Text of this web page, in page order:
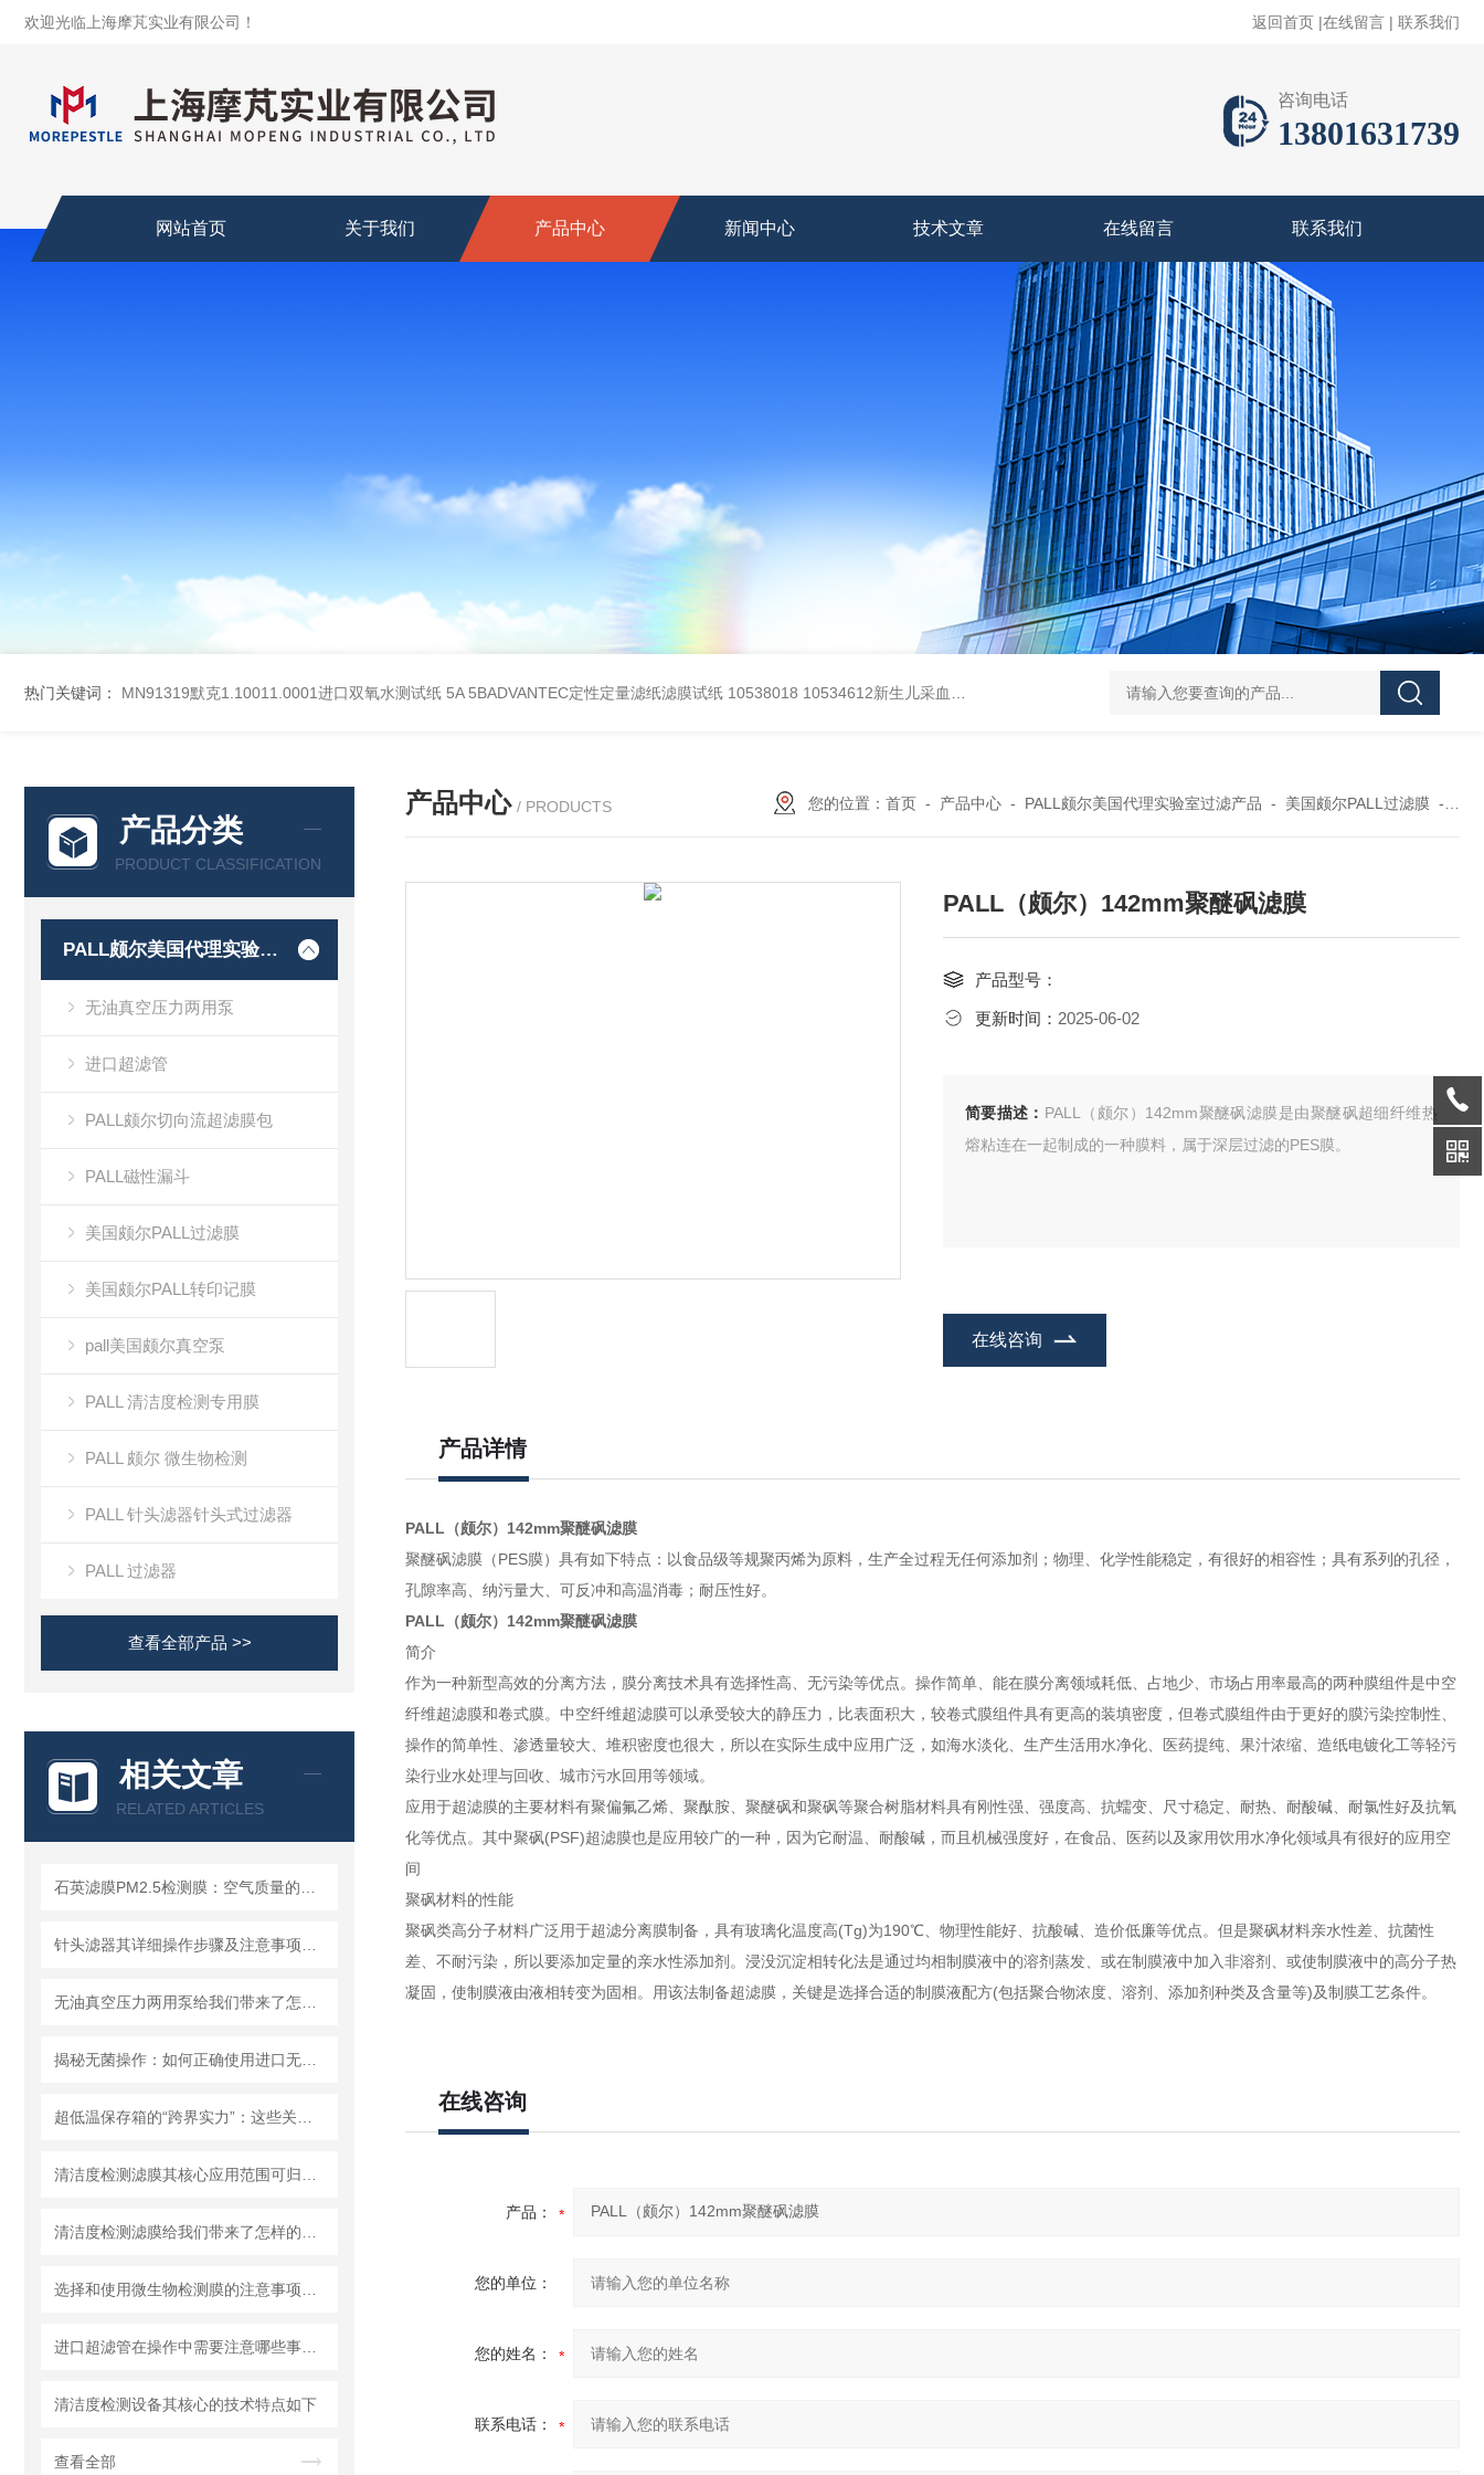
欢迎光临上海摩芃实业有限公司！ 返回首页 |在线留言 | 联系我们
咨询电话
13801631739
网站首页 关于我们 产品中心 新闻中心 技术文章 在线留言 联系我们
热门关键词： MN91319默克1.10011.0001进口双氧水测试纸 5A 5BADVANTEC定性定量滤纸滤膜试纸 10538018 10534612新生儿采血纸 3119-0050无菌339652 23-2263赛默飞离心管 UFC903096 MAP001
产品分类
PRODUCT CLASSIFICATION
PALL颇尔美国代理实验室过滤产品
无油真空压力两用泵
进口超滤管
PALL颇尔切向流超滤膜包
PALL磁性漏斗
美国颇尔PALL过滤膜
美国颇尔PALL转印记膜
pall美国颇尔真空泵
PALL 清洁度检测专用膜
PALL 颇尔 微生物检测
PALL 针头滤器针头式过滤器
PALL 过滤器
查看全部产品 >>
相关文章
RELATED ARTICLES
清洁度检测设备其核心的技术特点如下
查看全部
产品中心 / PRODUCTS 您的位置： 首页- 产品中心- PALL颇尔美国代理实验室过滤产品 - 美国颇尔PALL过滤膜-
PALL（颇尔）142mm聚醚砜滤膜
产品型号：
更新时间： 2025-06-02
简要描述： PALL（颇尔）142mm聚醚砜滤膜是由聚醚砜超细纤维热
熔粘连在一起制成的一种膜料，属于深层过滤的PES膜。
在线咨询
产品详情
PALL（颇尔）142mm聚醚砜滤膜
聚醚砜滤膜（PES膜）具有如下特点：以食品级等规聚丙烯为原料，生产全过程无任何添加剂；物理、化学性能稳定，有很好的相容性；具有系列的孔径，
孔隙率高、纳污量大、可反冲和高温消毒；耐压性好。
PALL（颇尔）142mm聚醚砜滤膜
简介
作为一种新型高效的分离方法，膜分离技术具有选择性高、无污染等优点。操作简单、能在膜分离领域耗低、占地少、市场占用率最高的两种膜组件是中空
纤维超滤膜和卷式膜。中空纤维超滤膜可以承受较大的静压力，比表面积大，较卷式膜组件具有更高的装填密度，但卷式膜组件由于更好的膜污染控制性、
操作的简单性、渗透量较大、堆积密度也很大，所以在实际生成中应用广泛，如海水淡化、生产生活用水净化、医药提纯、果汁浓缩、造纸电镀化工等轻污
染行业水处理与回收、城市污水回用等领域。
应用于超滤膜的主要材料有聚偏氟乙烯、聚酞胺、聚醚砜和聚砜等聚合树脂材料具有刚性强、强度高、抗蠕变、尺寸稳定、耐热、耐酸碱、耐氯性好及抗氧
化等优点。其中聚砜(PSF)超滤膜也是应用较广的一种，因为它耐温、耐酸碱，而且机械强度好，在食品、医药以及家用饮用水净化领域具有很好的应用空
间
聚砜材料的性能
聚砜类高分子材料广泛用于超滤分离膜制备，具有玻璃化温度高(Tg)为190℃、物理性能好、抗酸碱、造价低廉等优点。但是聚砜材料亲水性差、抗菌性
差、不耐污染，所以要添加定量的亲水性添加剂。浸没沉淀相转化法是通过均相制膜液中的溶剂蒸发、或在制膜液中加入非溶剂、或使制膜液中的高分子热
凝固，使制膜液由液相转变为固相。用该法制备超滤膜，关键是选择合适的制膜液配方(包括聚合物浓度、溶剂、添加剂种类及含量等)及制膜工艺条件。
在线咨询
产品：
您的单位：
您的姓名：
联系电话：